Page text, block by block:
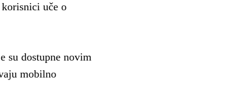
uče o
su dostupne novim
mobilno